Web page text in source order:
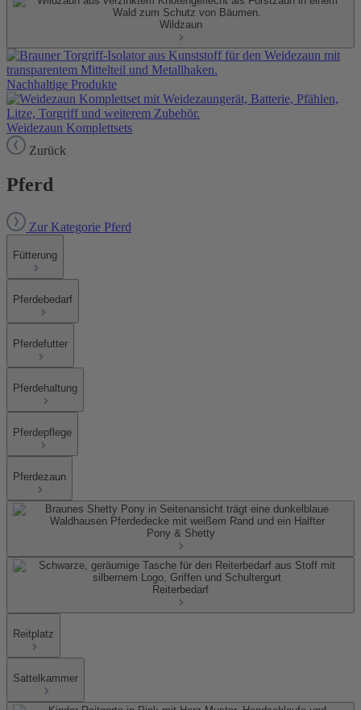
Wildzaun
Nachhaltige Produkte
Weidezaun Komplettsets
Zurück
Pferd
Zur Kategorie Pferd
Fütterung
Pferdebedarf
Pferdefutter
Pferdehaltung
Pferdepflege
Pferdezaun
Pony & Shetty
Reiterbedarf
Reitplatz
Sattelkammer